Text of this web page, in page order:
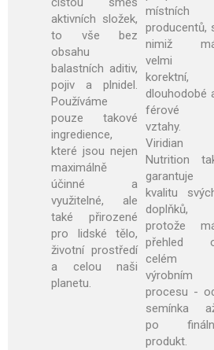
aktivních složek,
to vše bez
obsahu
balastních aditiv,
pojiv a plnidel.
Používáme
pouze takové
ingredience,
které jsou nejen
maximálně
účinné a
využitelné, ale
také přirozené
pro lidské tělo,
životní prostředí
a celou naši
planetu.
místních
producentů,
nimiž
velmi
korektní,
dlouhodobé
férové
vztahy.
Viridian
Nutrition
garantuje
kvalitu
doplňků,
protože
přehled
celém
výrobním
procesu -
semínka
po
produkt.